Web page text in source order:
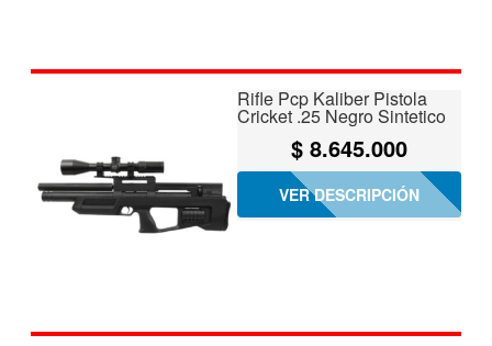
Rifle Pcp Kaliber Pistola
Cricket .25 Negro Sintetico
$8.645.000
VER DESCRIPCIÓN